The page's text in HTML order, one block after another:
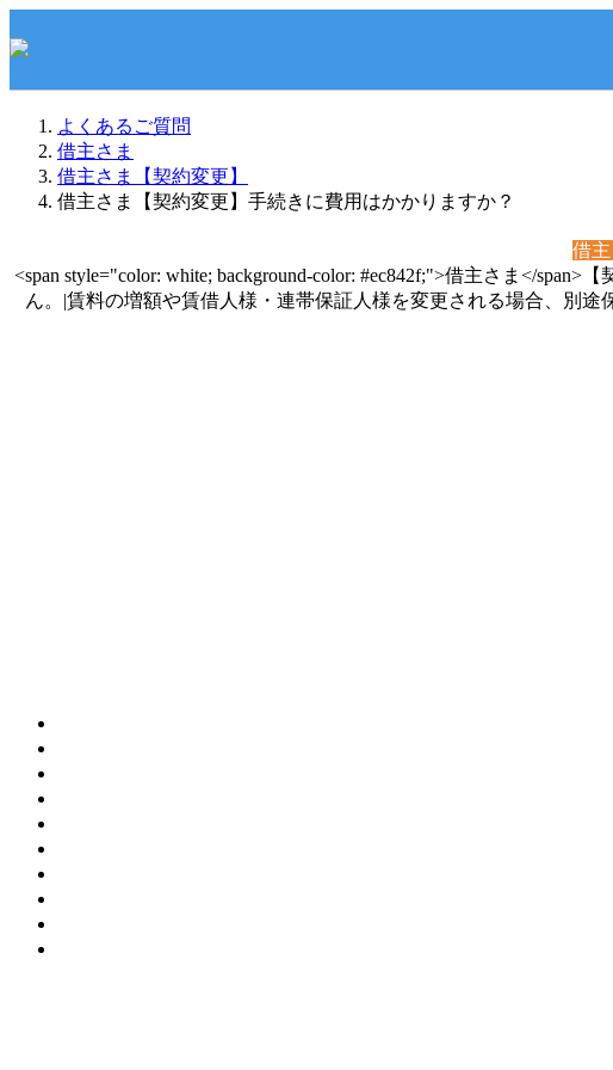
よくあるご質問
借主さま
借主さま【契約変更】
借主さま【契約変更】手続きに費用はかかりますか？
借主
<span style="color: white; background-color: #ec842f;">借主さま</
ん。|賃料の増額や賃借人様・連帯保証人様を変更される場合、別